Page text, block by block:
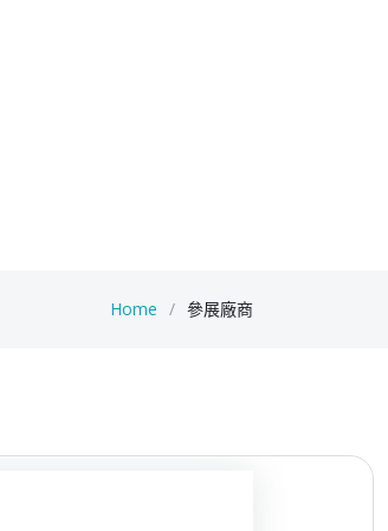
Home 參展廠商